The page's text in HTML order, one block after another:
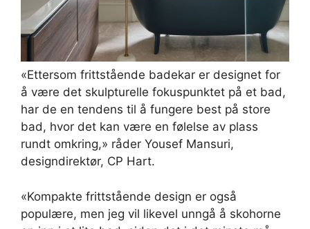
«Ettersom frittstående badekar er designet for
å være det skulpturelle fokuspunktet på et bad,
har de en tendens til å fungere best på store
bad, hvor det kan være en følelse av plass
rundt omkring,» råder Yousef Mansuri,
designdirektør, CP Hart.
«Kompakte frittstående design er også
populære, men jeg vil likevel unngå å skohorne